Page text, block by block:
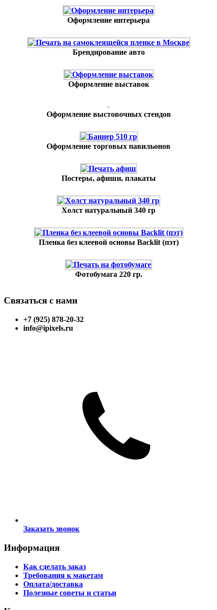
Оформление интерьера
Брендирование авто
Оформление выставок
Оформление выстовочных стендов
Оформление торговых павильонов
Постеры, афиши, плакаты
Холст натуральный 340 гр
Пленка без клеевой основы Backlit (пэт)
Фотобумага 220 гр.
Связаться с нами
+7 (925) 878-20-32
info@ipixels.ru
Заказать звонок
Информация
Как сделать заказ
Требования к макетам
Оплата/доставка
Полезные советы и статьи